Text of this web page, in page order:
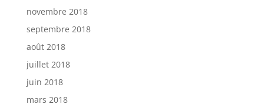
novembre 2018
septembre 2018
août 2018
juillet 2018
juin 2018
mars 2018